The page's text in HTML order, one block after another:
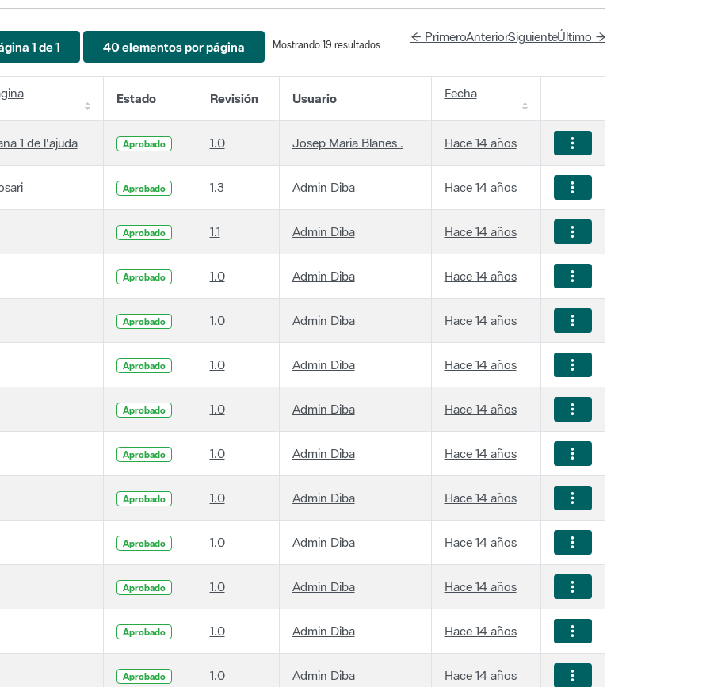
1 de 1 40 elementos por página
Estado Revisión Usuario Fecha
1 de l'ajuda 1.0 Josep Maria Blanes . Hace 14 años
Aprobado 1.3 Admin Diba Hace 14 años
1.1 Admin Diba Hace 14 años
Aprobado 1.0 Admin Diba Hace 14 años
1.0 Admin Diba Hace 14 años
Aprobado 1.0 Admin Diba Hace 14 años
1.0 Admin Diba Hace 14 años
Aprobado 1.0 Admin Diba Hace 14 años
1.0 Admin Diba Hace 14 años
Aprobado 1.0 Admin Diba Hace 14 años
1.0 Admin Diba Hace 14 años
Aprobado 1.0 Admin Diba Hace 14 años
1.0 Admin Diba Hace 14 años